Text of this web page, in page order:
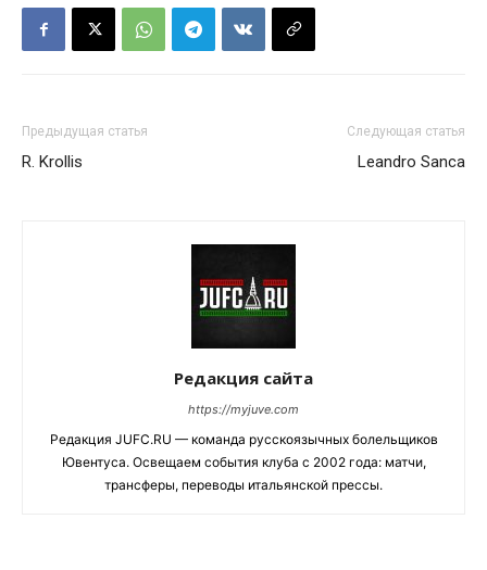
Предыдущая статья
R. Krollis
Следующая статья
Leandro Sanca
Редакция сайта
https://myjuve.com
Редакция JUFC.RU — команда русскоязычных болельщиков
Ювентуса. Освещаем события клуба с 2002 года: матчи,
трансферы, переводы итальянской прессы.